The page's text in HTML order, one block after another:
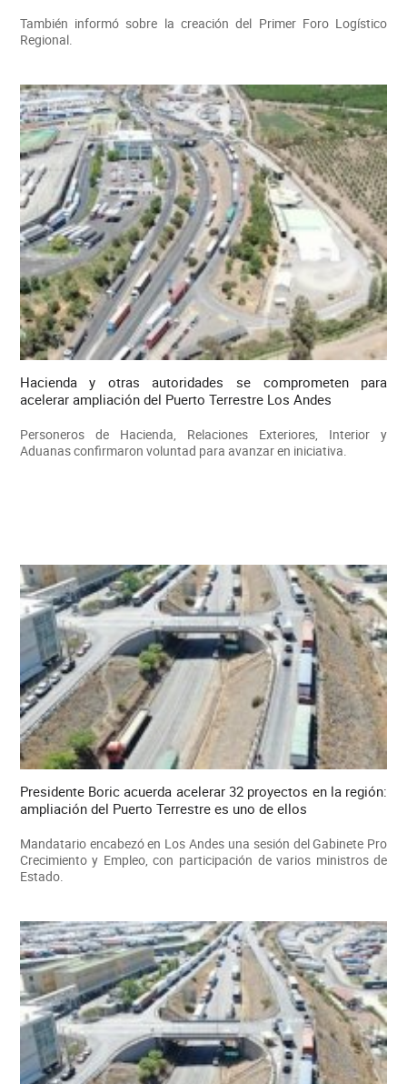
También informó sobre la creación del Primer Foro Logístico
Regional.
Hacienda y otras autoridades se comprometen para
acelerar ampliación del Puerto Terrestre Los Andes
Personeros de Hacienda, Relaciones Exteriores, Interior y
Aduanas confirmaron voluntad para avanzar en iniciativa.
Presidente Boric acuerda acelerar 32 proyectos en la región:
ampliación del Puerto Terrestre es uno de ellos
Mandatario encabezó en Los Andes una sesión del Gabinete Pro
Crecimiento y Empleo, con participación de varios ministros de
Estado.